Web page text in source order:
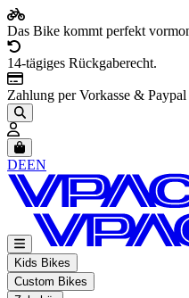
Das Bike kommt perfekt
14-tägiges Rückgaberecht.
Zahlung per Vorkasse &
Artikel im Warenkorb,
DEEN
Kids Bikes
Custom Bikes